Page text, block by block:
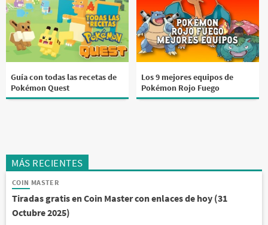
Guía con todas las recetas de
Pokémon Quest
Los 9 mejores equipos de
Pokémon Rojo Fuego
MÁS RECIENTES
COIN MASTER
Tiradas gratis en Coin Master con enlaces de hoy (31
Octubre 2025)